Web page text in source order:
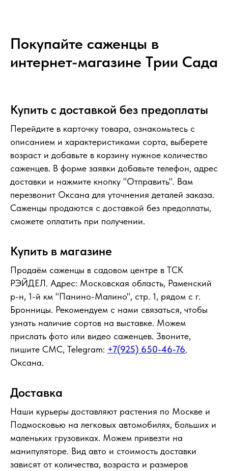
Покупайте саженцы в
интернет-магазине Tрии Сада
Купить с доставкой без предоплаты
Перейдите в карточку товара, ознакомьтесь с
описанием и характеристиками сорта, выберете
возраст и добавьте в корзину нужное количество
саженцев. В форме заявки добавьте телефон, адрес
доставки и нажмите кнопку "Отправить". Вам
перезвонит Оксана для уточнения деталей заказа.
Саженцы продаются с доставкой без предоплаты,
сможете оплатить при получении.
Купить в магазине
Продаём саженцы в садовом центре в ТСК
РЭЙДЕЛ. Адрес: Московская область, Раменский
р-н, 1-й км "Панино-Малино", стр. 1, рядом с г.
Бронницы. Рекомендуем с нами связаться, чтобы
узнать наличие сортов на выставке. Можем
прислать фото или видео саженцев. Звоните,
пишите СМС, Telegram: +7(925) 650-46-76,
Оксана.
Доставка
Наши курьеры доставляют растения по Москве и
Подмосковью на легковых автомобилях, больших и
маленьких грузовиках. Можем привезти на
манипуляторе. Вид авто и стоимость доставки
зависят от количества, возраста и размеров